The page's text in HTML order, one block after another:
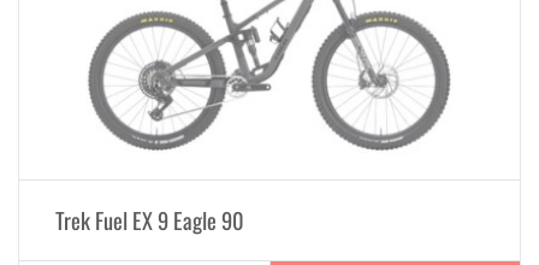
Trek Fuel EX 9 Eagle 90